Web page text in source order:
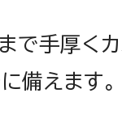
で手厚くカ
備えます。